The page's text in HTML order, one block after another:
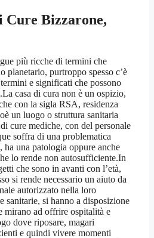
Cure Bizzarone,
più ricche di termini che
planetario, purtroppo spesso c’è
e significati che possono
casa di cura non è un ospizio,
con la sigla RSA, residenza
un luogo o struttura sanitaria
cure mediche, con del personale
soffra di una problematica
ha una patologia oppure anche
lo rende non autosufficiente.In
che sono in avanti con l’età,
si rende necessario un aiuto da
autorizzato nella loro
sanitarie, si hanno a disposizione
mirano ad offrire ospitalità e
dove riposare, magari
e quindi vivere momenti